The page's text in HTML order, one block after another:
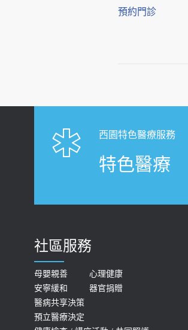
預約門診
西園特色醫療服務
特色醫療
社區服務
母嬰親善
心理健康
安寧緩和
器官捐贈
醫病共享決策
預立醫療決定